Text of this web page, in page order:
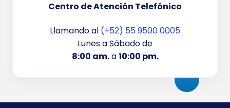
Centro de Atención Telefónico
Llamando al (+52) 55 9500 0005
Lunes a Sábado de
8:00 am.a10:00 pm.